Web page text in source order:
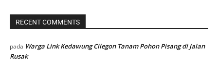
RECENT COMMENTS
pada Warga Link Kedawung Cilegon Tanam Pohon Pisang di Jalan
Rusak